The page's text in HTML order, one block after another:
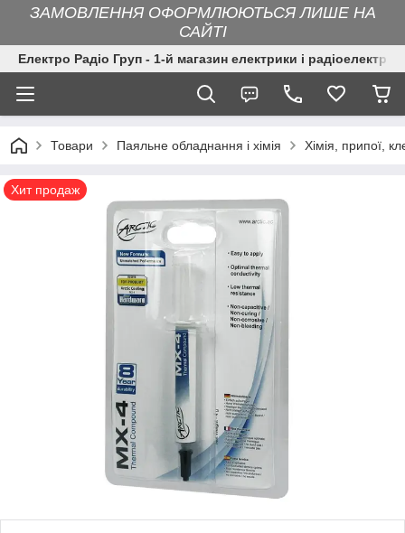
ЗАМОВЛЕННЯ ОФОРМЛЮЮТЬСЯ ЛИШЕ НА
САЙТІ
Електро Радіо Груп - 1-й магазин електрики і
Товари Паяльне обладнання і хімія Хімія, припої,
Хит продаж